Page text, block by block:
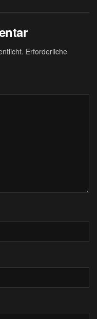
Erforderliche